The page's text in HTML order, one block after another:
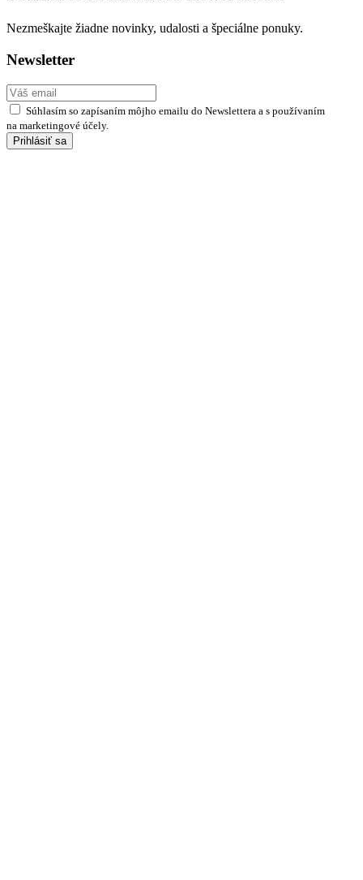
Nezmeškajte žiadne novinky, udalosti a špeciálne ponuky.
Newsletter
Súhlasím so zapísaním môjho emailu do Newslettera a s používaním
na marketingové účely.
Prihlásiť sa